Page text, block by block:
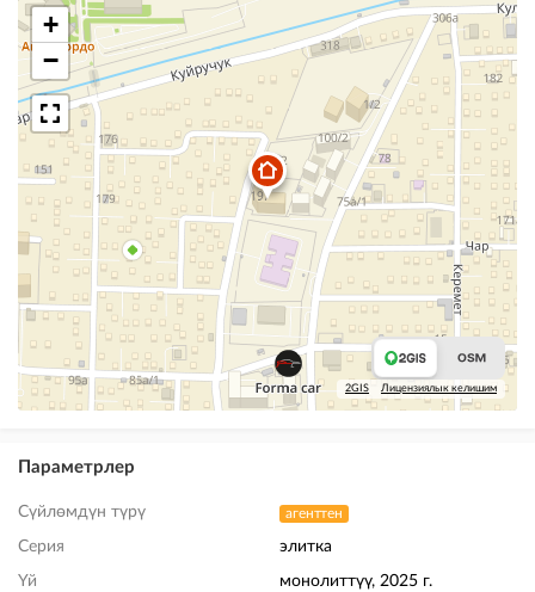
+
−
2GIS Лицензиялык келишим
Параметрлер
Сүйлөмдүн түрү агенттен
Серия элитка
Үй монолиттүү, 2025 г.